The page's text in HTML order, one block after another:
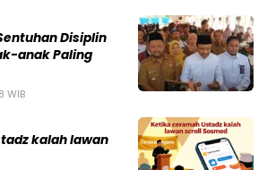
Disiplin
anak Paling
WIB
kalah lawan